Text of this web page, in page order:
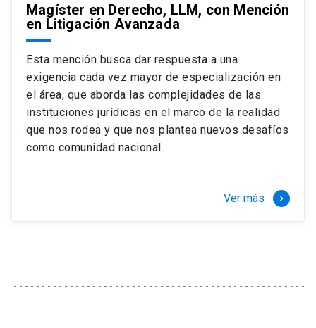
Magíster en Derecho, LLM, con Mención
en Litigación Avanzada
Esta mención busca dar respuesta a una
exigencia cada vez mayor de especialización en
el área, que aborda las complejidades de las
instituciones jurídicas en el marco de la realidad
que nos rodea y que nos plantea nuevos desafíos
como comunidad nacional.
Ver más keyboard_arrow_right